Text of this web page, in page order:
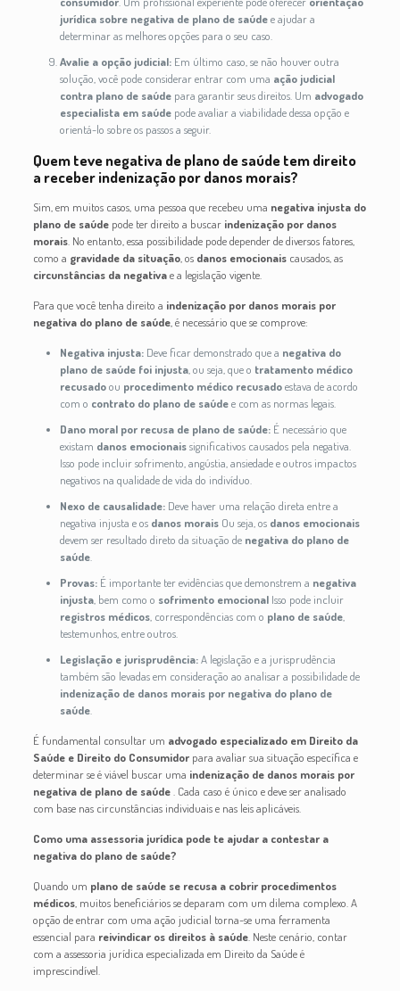
jurídica sobre negativa de plano de saúdee ajudar a
determinar as melhores opções para o seu caso.
Avalie a opção judicial: Em último caso, se não houver outra
solução, você pode considerar entrar com uma ação judicial
contra plano de saúde para garantir seus direitos. Um advogado
especialista em saúde pode avaliar a viabilidade dessa opção e
orientá-lo sobre os passos a seguir.
Quem teve negativa de plano de saúde tem direito
a receber indenização por danos morais?
Sim, em muitos casos, uma pessoa que recebeu uma negativa injusta do
plano de saúde pode ter direito a buscar indenização por danos
morais . No entanto, essa possibilidade pode depender de diversos fatores,
como a gravidade da situação , os danos emocionais causados, as
circunstâncias da negativae a legislação vigente.
Para que você tenha direito a indenização por danos morais por
negativa do plano de saúde , é necessário que se comprove:
Negativa injusta: Deve ficar demonstrado que a negativa do
plano de saúde foi injusta , ou seja, que o tratamento médico
recusadoou procedimento médico recusadoestava de acordo
com o contrato do plano de saúdee com as normas legais.
Dano moral por recusa de plano de saúde: É necessário que
existam danos emocionaissignificativos causados pela negativa.
Isso pode incluir sofrimento, angústia, ansiedade e outros impactos
negativos na qualidade de vida do indivíduo.
Nexo de causalidade: Deve haver uma relação direta entre a
negativa injusta e os danos morais Ou seja, os danos emocionais
devem ser resultado direto da situação de negativa do plano de
saúde
Provas: É importante ter evidências que demonstrem a negativa
injusta , bem como o sofrimento emocional Isso pode incluir
registros médicos , correspondências com o plano de saúde
testemunhos, entre outros.
Legislação e jurisprudência:A legislação e a jurisprudência
também são levadas em consideração ao analisar a possibilidade de
indenização de danos morais por negativa do plano de
saúde
É fundamental consultar um advogado especializado em Direito da
Saúde e Direito do Consumidor para avaliar sua situação específica e
determinar se é viável buscar uma indenização de danos morais por
negativa de plano de saúde . Cada caso é único e deve ser analisado
com base nas circunstâncias individuais e nas leis aplicáveis.
Como uma assessoria jurídica pode te ajudar a contestar a
negativa do plano de saúde?
Quando um plano de saúde se recusa a cobrir procedimentos
médicos , muitos beneficiários se deparam com um dilema complexo. A
opção de entrar com uma ação judicial torna-se uma ferramenta
essencial para reivindicar os direitos à saúde . Neste cenário, contar
com a assessoria jurídica especializada em Direito da Saúde é
imprescindível.